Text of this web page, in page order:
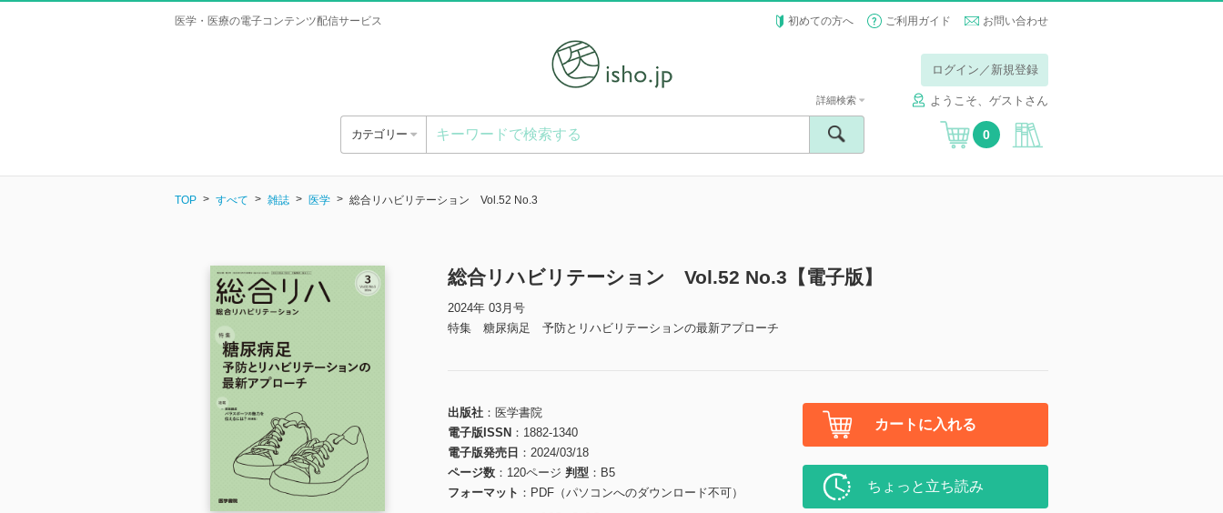
医学・医療の電子コンテンツ配信サービス 初めての方へ ご利用ガイド お問い合わせ
ログイン／新規登録
ようこそ、ゲストさん
カテゴリー
詳細検索
0
TOP すべて 雑誌 医学 総合リハビリテーション Vol.52 No.3
総合リハビリテーション Vol.52 No.3【電子版】
2024年 03月号
特集 糖尿病足 予防とリハビリテーションの最新アプローチ
出版社
医学書院
電子版ISSN
1882-1340
電子版発売日
2024/03/18
ページ数
120ページ 判型
B5
フォーマット
PDF（パソコンへのダウンロード不可）
カートに入れる
ちょっと立ち読み